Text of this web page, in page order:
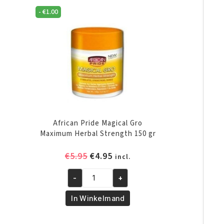
-€1.00
African Pride Magical Gro
Maximum Herbal Strength 150 gr
€5.95 Oorspronkelijke
was:
€5.95.
€4.95 Huidige
prijs
is:
€4.95.
incl.
African
Pride
Magical
- +
In Winkelmand